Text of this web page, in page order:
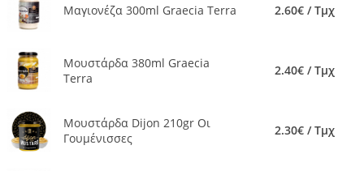
Μαγιονέζα 300ml Graecia Terra 2.60€ / Τμχ
Μουστάρδα 380ml Graecia
Terra
2.40€ / Τμχ
Μουστάρδα Dijon 210gr Οι
Γουμένισσες
2.30€ / Τμχ